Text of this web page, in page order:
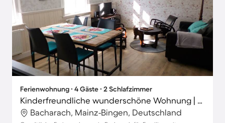
Ferienwohnung ∙ 4 Gäste ∙ 2 Schlafzimmer
Kinderfreundliche wunderschöne Wohnung | Stadtblick | Haustierfreundlich
Bacharach, Mainz-Bingen, Deutschland